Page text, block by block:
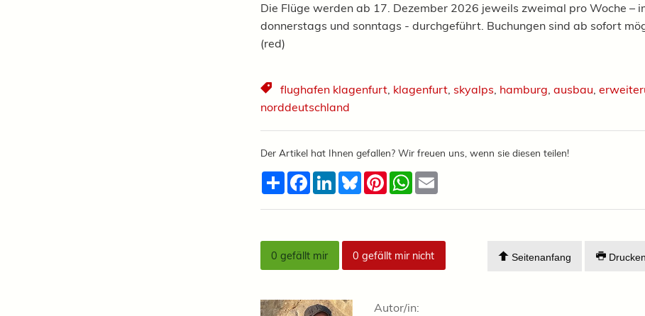
Die Flüge werden ab 17. Dezember 2026 jeweils zweimal pro Woche –
donnerstags und sonntags - durchgeführt. Buchungen sind ab sofort
(red)
flughafen klagenfurt, klagenfurt, skyalps, hamburg, ausbau,
norddeutschland
Der Artikel hat Ihnen gefallen? Wir freuen uns, wenn sie diesen teilen!
TeilenFacebook
LinkedInBlueskyPinterestWhatsApp
0 gefällt mir 0 gefällt mir nicht Seitenanfang Drucken
Autor/in: